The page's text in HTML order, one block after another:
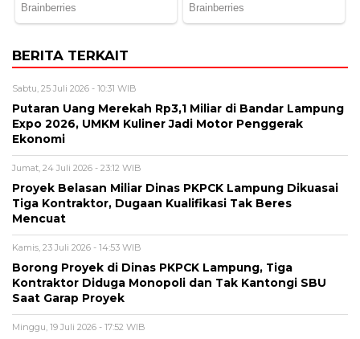
BERITA TERKAIT
Sabtu, 25 Juli 2026 - 10:31 WIB
Putaran Uang Merekah Rp3,1 Miliar di Bandar Lampung
Expo 2026, UMKM Kuliner Jadi Motor Penggerak
Ekonomi
Jumat, 24 Juli 2026 - 23:12 WIB
Proyek Belasan Miliar Dinas PKPCK Lampung Dikuasai
Tiga Kontraktor, Dugaan Kualifikasi Tak Beres
Mencuat
Kamis, 23 Juli 2026 - 14:53 WIB
Borong Proyek di Dinas PKPCK Lampung, Tiga
Kontraktor Diduga Monopoli dan Tak Kantongi SBU
Saat Garap Proyek
Minggu, 19 Juli 2026 - 17:52 WIB